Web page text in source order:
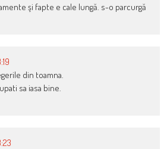
şi fapte e cale lungă. s-o parcurgă
din toamna.
sa iasa bine.